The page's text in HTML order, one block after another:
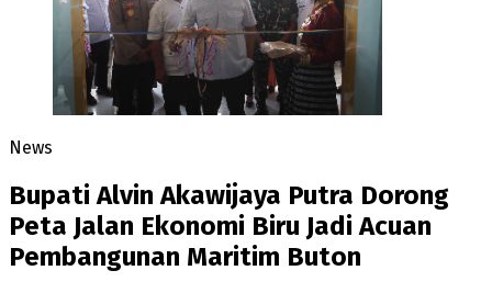
News
Bupati Alvin Akawijaya Putra Dorong
Peta Jalan Ekonomi Biru Jadi Acuan
Pembangunan Maritim Buton